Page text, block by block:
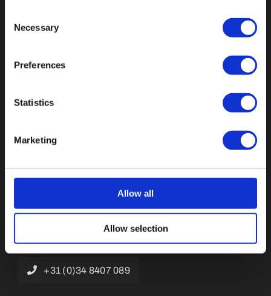
Selection
Necessary
Preferences
Statistics
Marketing
Allow all
Allow selection
Botnische Golf 9a, 3446 CN Woerden,
Niederlande
+31 (0)34 8407 089